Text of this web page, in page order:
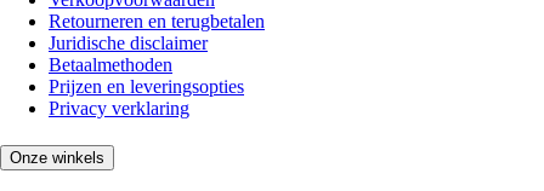
Retourneren en terugbetalen
Juridische disclaimer
Betaalmethoden
Prijzen en leveringsopties
Privacy verklaring
Onze winkels